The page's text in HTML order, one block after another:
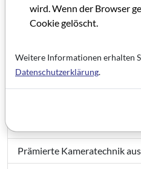
Filmland Hessen 1/2009
Impressum Filmland Hessen
Ein Zentrum für den
Prämierte Kameratechnik
wird. Wenn der Browser
Cookie gelöscht.
Weitere Informationen erhalten
Datenschutzerklärung.